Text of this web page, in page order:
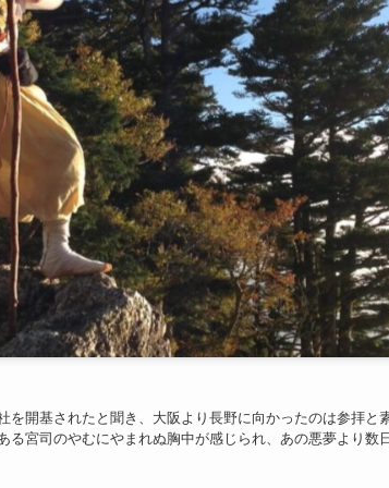
開基されたと聞き、大阪より長野に向かったのは参拝と
宮司のやむにやまれぬ胸中が感じられ、あの悪夢より数